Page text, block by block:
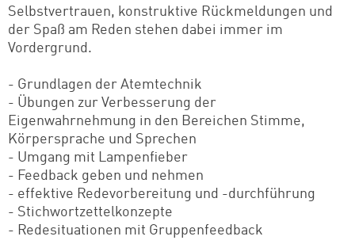
Selbstvertrauen, konstruktive Rückmeldungen und
der Spaß am Reden stehen dabei immer im
Vordergrund.
- Grundlagen der Atemtechnik
- Übungen zur Verbesserung der
Eigenwahrnehmung in den Bereichen Stimme,
Körpersprache und Sprechen
- Umgang mit Lampenfieber
- Feedback geben und nehmen
- effektive Redevorbereitung und -durchführung
- Stichwortzettelkonzepte
- Redesituationen mit Gruppenfeedback